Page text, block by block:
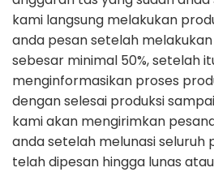
kami langsung melakukan
anda pesan setelah
sebesar minimal 50%, setelah
menginformasikan proses
dengan selesai produksi
kami akan mengirimkan
anda setelah melunasi
telah dipesan hingga lunas atau